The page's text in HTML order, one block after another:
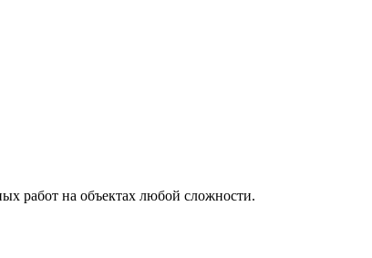
работ на объектах любой сложности.